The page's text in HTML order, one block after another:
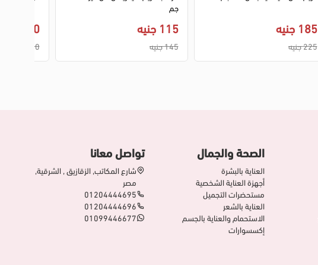
260 جنيه
300 جنيه
جم
115 جنيه
145 جنيه
185 جنيه
225 جنيه
الصحة والجمال
العناية بالبشرة
أجهزة العناية الشخصية
مستحضرات التجميل
العناية بالشعر
الاستحمام والعناية بالجسم
إكسسوارات
تواصل معانا
شارع المكاتب, الزقازيق , الشرقية,
مصر
01204444695
01204444696
01099446677